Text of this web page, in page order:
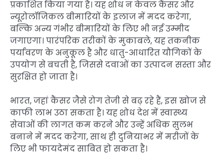
प्रकाशित किया गया है। यह शोध न केवल कैंसर और
न्यूरोलॉजिकल बीमारियों के इलाज में मदद करेगा,
बल्कि अन्य गंभीर बीमारियों के लिए भी नई उम्मीद
जगाएगा। पारंपरिक तरीकों के मुकाबले, यह तकनीक
पर्यावरण के अनुकूल है और धातु-आधारित यौगिकों के
उपयोग से बचती है, जिससे दवाओं का उत्पादन सस्ता और
सुरक्षित हो जाता है।
भारत, जहां कैंसर जैसे रोग तेजी से बढ़ रहे हैं, इस खोज से
काफी लाभ उठा सकता है। यह शोध देश में स्वास्थ्य
सेवाओं की लागत कम करने और उन्हें अधिक सुलभ
बनाने में मदद करेगा, साथ ही दुनियाभर में मरीजों के
लिए भी फायदेमंद साबित हो सकता है।